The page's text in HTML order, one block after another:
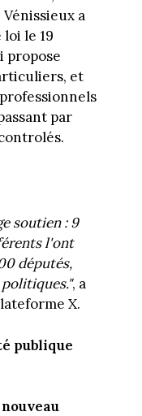
a
le 19
propose
et
par
soutien : 9
l'ont
députés,
, a
X.
publique